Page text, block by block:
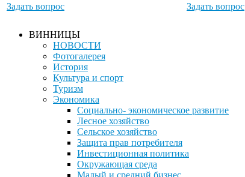
Задать вопрос Задать вопрос
ВИННИЦЫ
НОВОСТИ
Фотогалерея
История
Культура и спорт
Туризм
Экономика
Социально- экономическое развитие
Лесное хозяйство
Сельское хозяйство
Защита прав потребителя
Инвестиционная политика
Окружающая среда
Малый и средний бизнес